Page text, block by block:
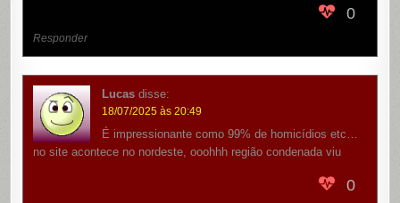
0
Responder
Lucas disse:
18/07/2025 às 20:49
É impressionante como 99% de homicídios etc…
no site acontece no nordeste, ooohhh região condenada viu
0